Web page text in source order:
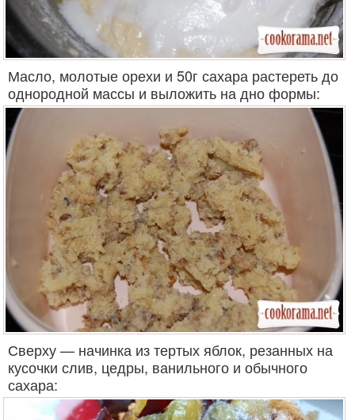
Масло, молотые орехи и 50г сахара растереть до
однородной массы и выложить на дно формы:
Сверху — начинка из тертых яблок, резанных на
кусочки слив, цедры, ванильного и обычного
сахара: